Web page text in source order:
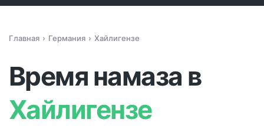
Главная Германия Хайлигензе
Время намаза в
Хайлигензе